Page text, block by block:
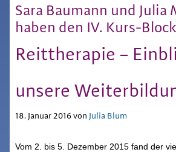
Reittherapie –
unsere
Sara Baumann und Julia
haben den IV. Kurs-
18. Januar 2016von Julia Blum
Vom 2. bis 5. Dezember 2015 fand der